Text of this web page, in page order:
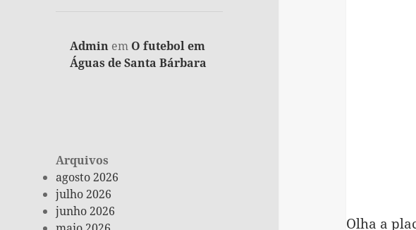
Admin em O futebol em
Águas de Santa Bárbara
Arquivos
agosto 2026
julho 2026
junho 2026
Olha a